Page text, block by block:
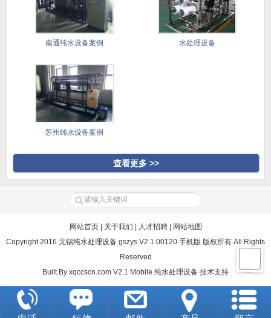
南通纯水设备案例 水处理设备
苏州纯水设备案例
查看更多 >>
网站首页| 关于我们 | 人才招聘| 网站地图
Copyright 2016 无锡纯水处理设备 gszys V2.1 00120 手机版 版权所有 All Rights
Reserved
Built By xqccscn.com V2.1 Mobile 纯水处理设备 技术支持